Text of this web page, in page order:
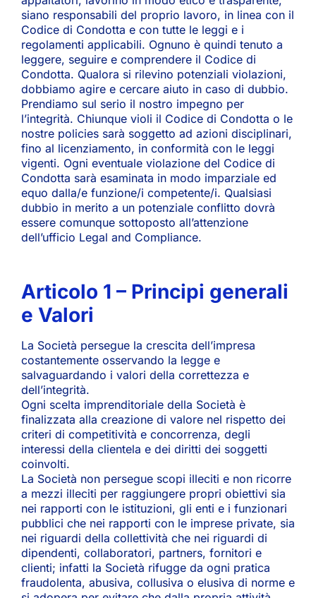
siano responsabili del proprio lavoro, in linea con il
Codice di Condotta e con tutte le leggi e i
regolamenti applicabili. Ognuno è quindi tenuto a
leggere, seguire e comprendere il Codice di
Condotta. Qualora si rilevino potenziali violazioni,
dobbiamo agire e cercare aiuto in caso di dubbio.
Prendiamo sul serio il nostro impegno per
l’integrità. Chiunque violi il Codice di Condotta o le
nostre policies sarà soggetto ad azioni disciplinari,
fino al licenziamento, in conformità con le leggi
vigenti. Ogni eventuale violazione del Codice di
Condotta sarà esaminata in modo imparziale ed
equo dalla/e funzione/i competente/i. Qualsiasi
dubbio in merito a un potenziale conflitto dovrà
essere comunque sottoposto all’attenzione
dell’ufficio Legal and Compliance.
Articolo 1 – Principi generali
e Valori
La Società persegue la crescita dell’impresa
costantemente osservando la legge e
salvaguardando i valori della correttezza e
dell’integrità.
Ogni scelta imprenditoriale della Società è
finalizzata alla creazione di valore nel rispetto dei
criteri di competitività e concorrenza, degli
interessi della clientela e dei diritti dei soggetti
coinvolti.
La Società non persegue scopi illeciti e non ricorre
a mezzi illeciti per raggiungere propri obiettivi sia
nei rapporti con le istituzioni, gli enti e i funzionari
pubblici che nei rapporti con le imprese private, sia
nei riguardi della collettività che nei riguardi di
dipendenti, collaboratori, partners, fornitori e
clienti; infatti la Società rifugge da ogni pratica
fraudolenta, abusiva, collusiva o elusiva di norme e